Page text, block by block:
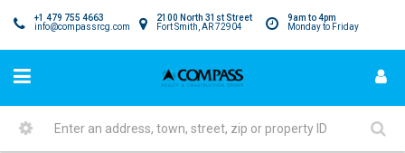
9am to 4pm
Monday to Friday
2100 North 31st Street
Fort Smith, AR 72904
+1 479 755 4663
info@compassrcg.com